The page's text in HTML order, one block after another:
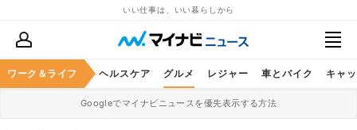
いい仕事は、いい暮らしから
ワーク＆ライフ
マネー 暮らし ヘルスケア グルメ レジャー 車とバイク キャ
Googleでマイナビニュースを優先表示する方法